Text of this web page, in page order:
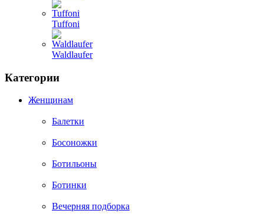
Tuffoni
Waldlaufer
Категории
Женщинам
Балетки
Босоножки
Ботильоны
Ботинки
Вечерняя подборка